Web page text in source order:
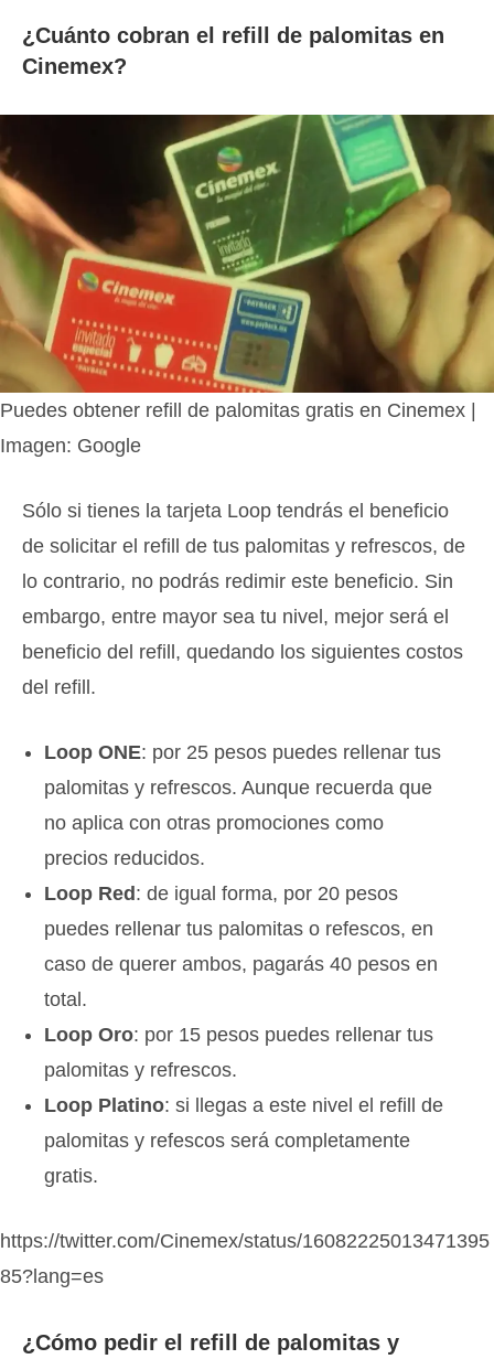
¿Cuánto cobran el refill de palomitas en
Cinemex?
Puedes obtener refill de palomitas gratis en Cinemex |
Imagen: Google
Sólo si tienes la tarjeta Loop tendrás el beneficio
de solicitar el refill de tus palomitas y refrescos, de
lo contrario, no podrás redimir este beneficio. Sin
embargo, entre mayor sea tu nivel, mejor será el
beneficio del refill, quedando los siguientes costos
del refill.
Loop ONE: por 25 pesos puedes rellenar tus
palomitas y refrescos. Aunque recuerda que
no aplica con otras promociones como
precios reducidos.
Loop Red: de igual forma, por 20 pesos
puedes rellenar tus palomitas o refescos, en
caso de querer ambos, pagarás 40 pesos en
total.
Loop Oro: por 15 pesos puedes rellenar tus
palomitas y refrescos.
Loop Platino: si llegas a este nivel el refill de
palomitas y refescos será completamente
gratis.
https://twitter.com/Cinemex/status/16082225013471395
85?lang=es
¿Cómo pedir el refill de palomitas y